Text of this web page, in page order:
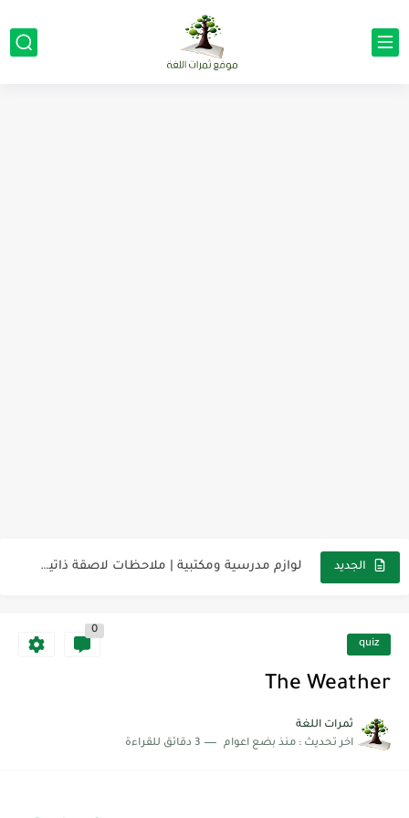
الجديد لوازم مدرسية ومكتبية | ملاحظات لاصقة ذاتية على شكل قلب...
quiz
0
The Weather
ثمرات اللغة
اخر تحديث : منذ بضع اعوام 3 دقائق للقراءة